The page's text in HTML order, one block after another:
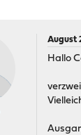
August
Hallo